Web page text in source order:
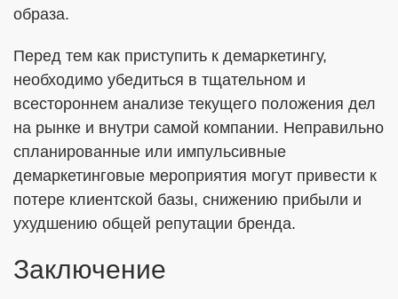
образа.
Перед тем как приступить к демаркетингу,
необходимо убедиться в тщательном и
всестороннем анализе текущего положения дел
на рынке и внутри самой компании. Неправильно
спланированные или импульсивные
демаркетинговые мероприятия могут привести к
потере клиентской базы, снижению прибыли и
ухудшению общей репутации бренда.
Заключение